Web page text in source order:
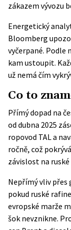
zákazem vývozu
Energetický
Bloomberg
vyčerpané. Podle
kam ustoupit.
už nemá čím
Co to
Přímý dopad na
od dubna 2025
ropovod TAL a
ročně, což
závislost na
Nepřímý vliv
pokud ruské
evropské marže
šok nevznikne.